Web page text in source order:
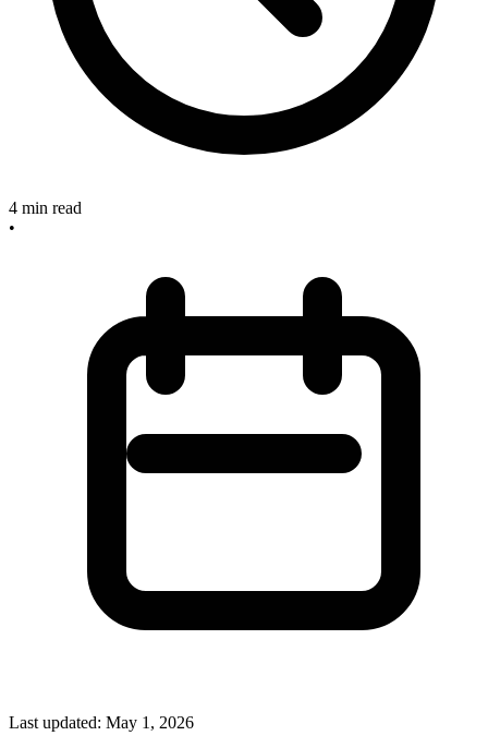
4 min read
•
Last updated: May 1, 2026